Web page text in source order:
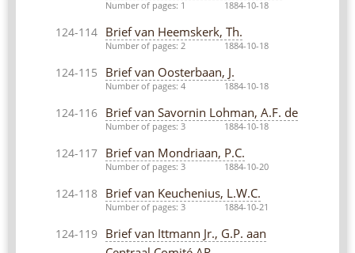
Number of pages: 1 1884-10-18
124-114 Brief van Heemskerk, Th.
Number of pages: 2 1884-10-18
124-115 Brief van Oosterbaan, J.
Number of pages: 4 1884-10-18
124-116 Brief van Savornin Lohman, A.F. de
Number of pages: 3 1884-10-18
124-117 Brief van Mondriaan, P.C.
Number of pages: 3 1884-10-20
124-118 Brief van Keuchenius, L.W.C.
Number of pages: 3 1884-10-21
124-119
Brief van Ittmann Jr., G.P. aan